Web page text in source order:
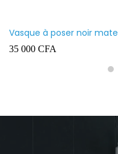
Vasque à poser noir mate
35 000 CFA